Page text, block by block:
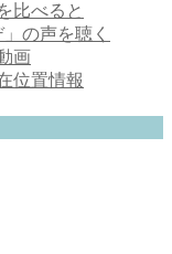
比べると
の声を聴く
画
位置情報